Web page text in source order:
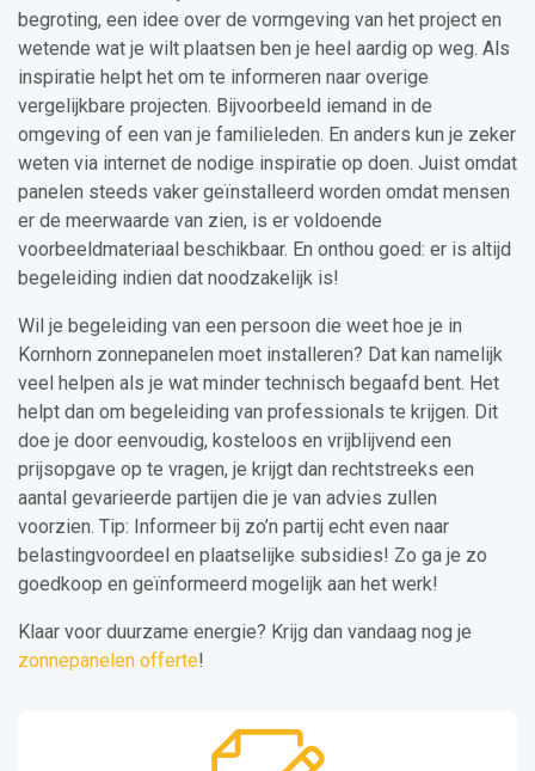
begroting, een idee over de vormgeving van het project en
wetende wat je wilt plaatsen ben je heel aardig op weg. Als
inspiratie helpt het om te informeren naar overige
vergelijkbare projecten. Bijvoorbeeld iemand in de
omgeving of een van je familieleden. En anders kun je zeker
weten via internet de nodige inspiratie op doen. Juist omdat
panelen steeds vaker geïnstalleerd worden omdat mensen
er de meerwaarde van zien, is er voldoende
voorbeeldmateriaal beschikbaar. En onthou goed: er is altijd
begeleiding indien dat noodzakelijk is!
Wil je begeleiding van een persoon die weet hoe je in
Kornhorn zonnepanelen moet installeren? Dat kan namelijk
veel helpen als je wat minder technisch begaafd bent. Het
helpt dan om begeleiding van professionals te krijgen. Dit
doe je door eenvoudig, kosteloos en vrijblijvend een
prijsopgave op te vragen, je krijgt dan rechtstreeks een
aantal gevarieerde partijen die je van advies zullen
voorzien. Tip: Informeer bij zo’n partij echt even naar
belastingvoordeel en plaatselijke subsidies! Zo ga je zo
goedkoop en geïnformeerd mogelijk aan het werk!
Klaar voor duurzame energie? Krijg dan vandaag nog je
zonnepanelen offerte!